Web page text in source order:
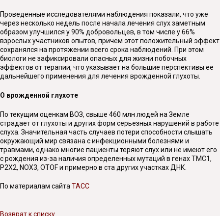
Проведенные исследователями наблюдения показали, что уже
через несколько недель после начала лечения слух заметным
образом улучшился у 90% добровольцев, в том числе у 66%
взрослых участников опытов, причем этот положительный эффект
сохранялся на протяжении всего срока наблюдений. При этом
биологи не зафиксировали опасных для жизни побочных
эффектов от терапии, что указывает на большие перспективы ее
дальнейшего применения для лечения врожденной глухоты.
О врожденной глухоте
По текущим оценкам ВОЗ, свыше 460 млн людей на Земле
страдает от глухоты и других форм серьезных нарушений в работе
слуха. Значительная часть случаев потери способности слышать
окружающий мир связана с инфекционными болезнями и
травмами, однако многие пациенты теряют слух или не имеют его
с рождения из-за наличия определенных мутаций в генах TMC1,
P2X2, NOX3, OTOF и примерно в ста других участках ДНК.
По материалам сайтаТАСС
Возврат к списку